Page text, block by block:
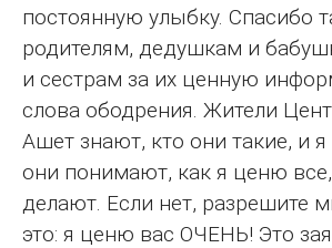
постоянную улыбку. Спасибо
родителям, дедушкам и
и сестрам за их ценную
слова ободрения. Жители
Ашет знают, кто они такие, и
они понимают, как я ценю
делают. Если нет, разрешите
это: я ценю вас ОЧЕНЬ! Это